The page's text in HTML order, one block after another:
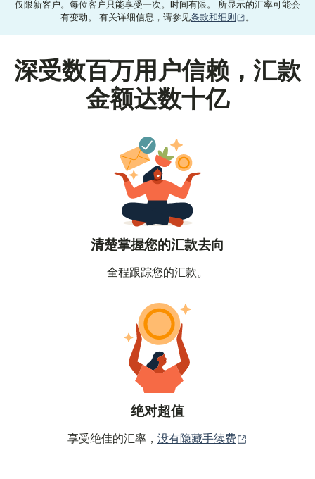
仅限新客户。每位客户只能享受一次。时间有限。 所显示的汇率可能会
有变动。 有关详细信息，请参见条款和细则 。
深受数百万用户信赖，汇款
金额达数十亿
清楚掌握您的汇款去向
全程跟踪您的汇款。
绝对超值
享受绝佳的汇率， 没有隐藏手续费